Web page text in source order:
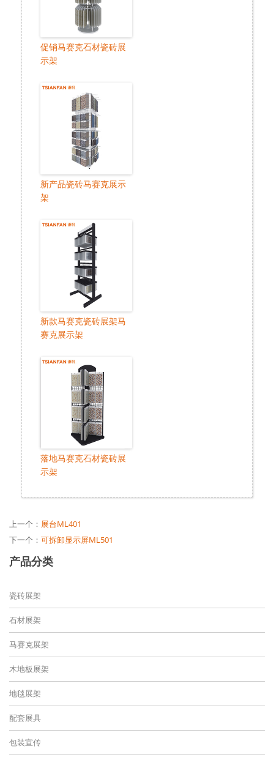
促销马赛克石材瓷砖展
示架
新产品瓷砖马赛克展示
架
新款马赛克瓷砖展架马
赛克展示架
落地马赛克石材瓷砖展
示架
上一个： 展台ML401
下一个： 可拆卸显示屏ML501
产品分类
瓷砖展架
石材展架
马赛克展架
木地板展架
地毯展架
配套展具
包装宣传